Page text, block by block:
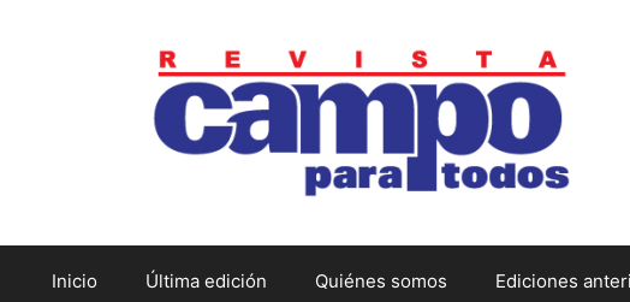
Inicio Última edición Quiénes somos Ediciones